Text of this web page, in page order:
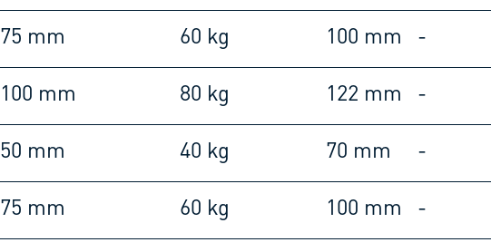
75 mm 60 kg 100 mm -
100 mm 80 kg 122 mm -
50 mm 40 kg 70 mm -
75 mm 60 kg 100 mm -